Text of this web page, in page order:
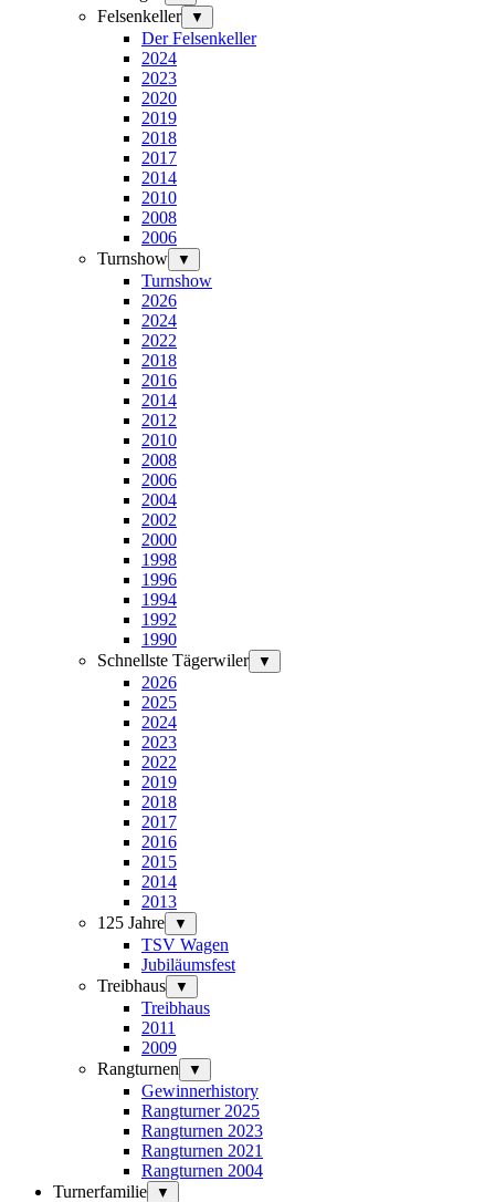
Felsenkeller ▼
Der Felsenkeller
2024
2023
2020
2019
2018
2017
2014
2010
2008
2006
Turnshow
▼
Turnshow
2026
2024
2022
2018
2016
2014
2012
2010
2008
2006
2004
2002
2000
1998
1996
1994
1992
1990
Schnellste Tägerwiler
▼
2026
2025
2024
2023
2022
2019
2018
2017
2016
2015
2014
2013
125 Jahre
▼
TSV Wagen
Jubiläumsfest
Treibhaus
▼
Treibhaus
2011
2009
Rangturnen
▼
Gewinnerhistory
Rangturner 2025
Rangturnen 2023
Rangturnen 2021
Rangturnen 2004
Turnerfamilie
▼